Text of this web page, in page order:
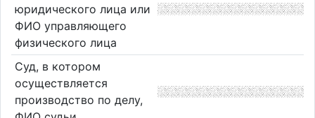
юридического лица или
ФИО управляющего
физического лица
Суд, в котором
осуществляется
производство по делу,